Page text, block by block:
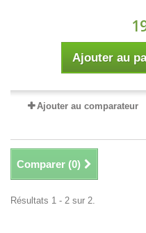
Ajouter au
Ajouter au comparateur
Comparer (0)
Résultats 1 - 2 sur 2.